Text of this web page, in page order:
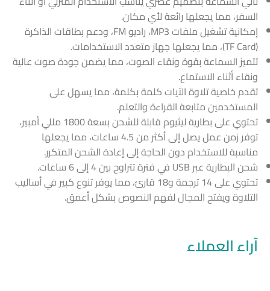
السفر، مما يجعلها رائعة لأي مكان.
إمكانية تشغيل ملفات MP3، راديو FM، ودعم بطاقات الذاكرة
(TF Card)، مما يجعلها جهاز متعدد الاستخدامات.
تتميز السماعة بقوة ونقاء الصوت، مما يضمن جودة صوت عالية
ونقاء أثناء الاستماع.
تقدم خاصية تلاوة الآيات كلمة بكلمة، مما يسهل على
المستخدمين متابعة القراءة والتعلم.
تحتوي على بطارية ليثيوم قابلة للشحن بسعة 1800 مللي أمبير،
توفر زمن عمل يصل إلى أكثر من 4.5 ساعات، مما يجعلها
مناسبة للاستخدام دون الحاجة إلى إعادة الشحن المتكرر.
شحن البطارية عبر USB في فترة تتراوح بين 4 إلى 6 ساعات.
تحتوي على 14 ترجمة و18 قارئ، مما يوفر تنوع كبير في أساليب
التلاوة ويفتح المجال لفهم النصوص بشكل أعمق.
آراء العملاء